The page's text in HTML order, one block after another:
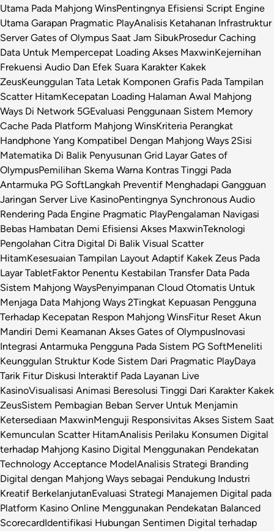
Utama Pada Mahjong WinsPentingnya Efisiensi Script Engine
Utama Garapan Pragmatic PlayAnalisis Ketahanan Infrastruktur
Server Gates of Olympus Saat Jam SibukProsedur Caching
Data Untuk Mempercepat Loading Akses MaxwinKejernihan
Frekuensi Audio Dan Efek Suara Karakter Kakek
ZeusKeunggulan Tata Letak Komponen Grafis Pada Tampilan
Scatter HitamKecepatan Loading Halaman Awal Mahjong
Ways Di Network 5GEvaluasi Penggunaan Sistem Memory
Cache Pada Platform Mahjong WinsKriteria Perangkat
Handphone Yang Kompatibel Dengan Mahjong Ways 2Sisi
Matematika Di Balik Penyusunan Grid Layar Gates of
OlympusPemilihan Skema Warna Kontras Tinggi Pada
Antarmuka PG SoftLangkah Preventif Menghadapi Gangguan
Jaringan Server Live KasinoPentingnya Synchronous Audio
Rendering Pada Engine Pragmatic PlayPengalaman Navigasi
Bebas Hambatan Demi Efisiensi Akses MaxwinTeknologi
Pengolahan Citra Digital Di Balik Visual Scatter
HitamKesesuaian Tampilan Layout Adaptif Kakek Zeus Pada
Layar TabletFaktor Penentu Kestabilan Transfer Data Pada
Sistem Mahjong WaysPenyimpanan Cloud Otomatis Untuk
Menjaga Data Mahjong Ways 2Tingkat Kepuasan Pengguna
Terhadap Kecepatan Respon Mahjong WinsFitur Reset Akun
Mandiri Demi Keamanan Akses Gates of OlympusInovasi
Integrasi Antarmuka Pengguna Pada Sistem PG SoftMeneliti
Keunggulan Struktur Kode Sistem Dari Pragmatic PlayDaya
Tarik Fitur Diskusi Interaktif Pada Layanan Live
KasinoVisualisasi Animasi Beresolusi Tinggi Dari Karakter Kakek
ZeusSistem Pembagian Beban Server Untuk Menjamin
Ketersediaan MaxwinMenguji Responsivitas Akses Sistem Saat
Kemunculan Scatter HitamAnalisis Perilaku Konsumen Digital
terhadap Mahjong Kasino Digital Menggunakan Pendekatan
Technology Acceptance ModelAnalisis Strategi Branding
Digital dengan Mahjong Ways sebagai Pendukung Industri
Kreatif BerkelanjutanEvaluasi Strategi Manajemen Digital pada
Platform Kasino Online Menggunakan Pendekatan Balanced
ScorecardIdentifikasi Hubungan Sentimen Digital terhadap